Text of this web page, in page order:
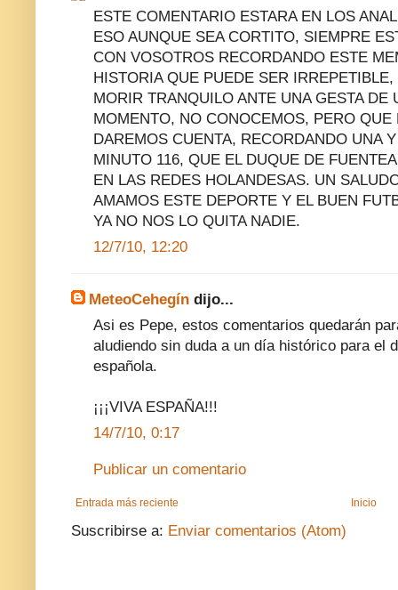
ESTE COMENTARIO ESTARA EN LOS
ESO AUNQUE SEA CORTITO, SIEMPRE
CON VOSOTROS RECORDANDO ESTE
HISTORIA QUE PUEDE SER
MORIR TRANQUILO ANTE UNA GESTA
MOMENTO, NO CONOCEMOS, PERO QUE
DAREMOS CUENTA, RECORDANDO UNA
MINUTO 116, QUE EL DUQUE DE
EN LAS REDES HOLANDESAS. UN
AMAMOS ESTE DEPORTE Y EL BUEN
YA NO NOS LO QUITA NADIE.
12/7/10, 12:20
MeteoCehegín dijo...
Asi es Pepe, estos comentarios quedarán
aludiendo sin duda a un día histórico para el
española.
¡¡¡VIVA ESPAÑA!!!
14/7/10, 0:17
Publicar un comentario
Entrada más reciente Inicio
Suscribirse a: Enviar comentarios (Atom)